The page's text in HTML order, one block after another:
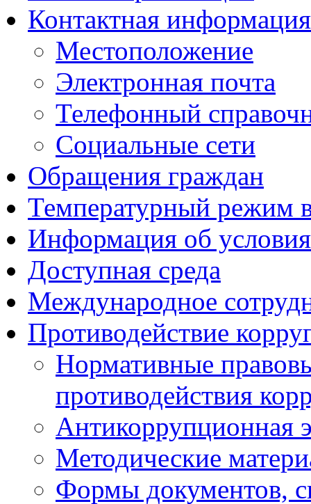
Контактная информация
Местоположение
Электронная почта
Телефонный
Социальные сети
Обращения граждан
Температурный режим
Информация об
Доступная среда
Международное
Противодействие
Нормативные
противодействия
Антикоррупционная
Методические
Формы документов,